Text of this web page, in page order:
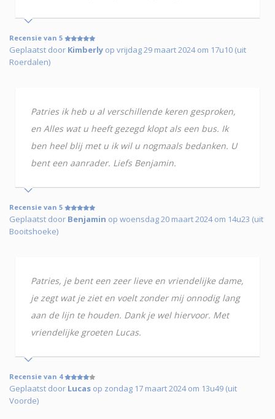
Recensie van 5
Geplaatst door Kimberly op vrijdag 29 maart 2024 om 17u10 (uit
Roerdalen)
Patries ik heb u al verschillende keren gesproken,
en Alles wat u heeft gezegd klopt als een bus. Ik
ben heel blij met u ik wil u nogmaals bedanken. U
bent een aanrader. Liefs Benjamin.
Recensie van 5
Geplaatst door Benjamin op woensdag 20 maart 2024 om 14u23 (uit
Booitshoeke)
Patries, je bent een zeer lieve en vriendelijke dame,
je zegt wat je ziet en voelt zonder mij onnodig lang
aan de lijn te houden. Dank je wel hiervoor. Met
vriendelijke groeten Lucas.
Recensie van 4
Geplaatst door Lucas op zondag 17 maart 2024 om 13u49 (uit
Voorde)